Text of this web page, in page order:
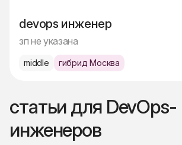
devops инженер
зп не указана
middle гибрид Москва
статьи для DevOps-
инженеров